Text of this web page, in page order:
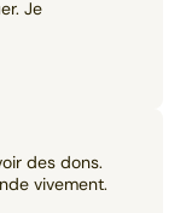
Je
des dons.
vivement.